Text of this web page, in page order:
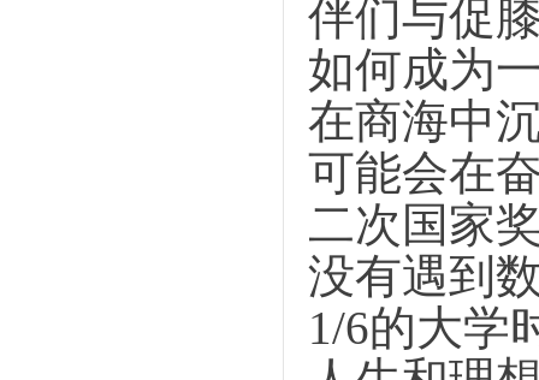
伴们与促
如何成为
在商海中
可能会在
二次国家
没有遇到
1/6的大学